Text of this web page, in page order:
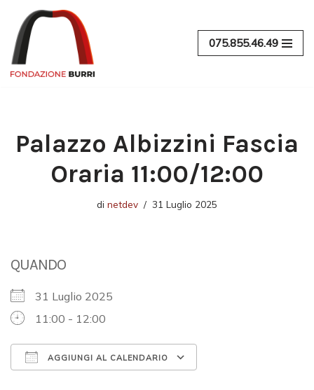
Vai
al
contenuto
075.855.46.49
Palazzo Albizzini Fascia
Oraria 11:00/12:00
di netdev 31 Luglio 2025
QUANDO
31 Luglio 2025
11:00 - 12:00
AGGIUNGI AL CALENDARIO